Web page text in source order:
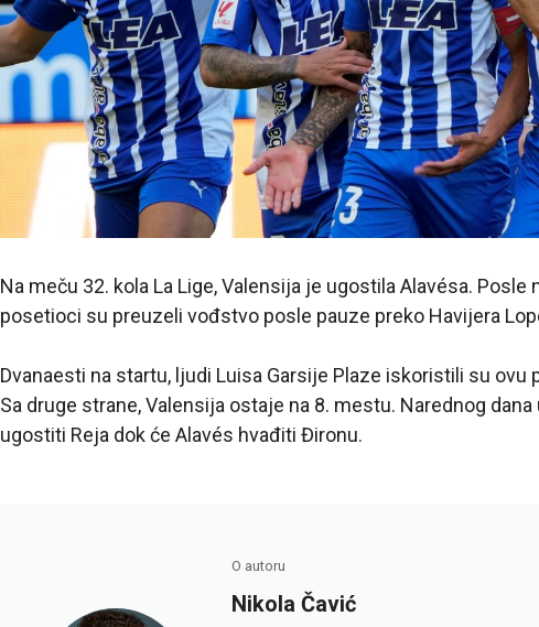
Na meču 32. kola La Lige, Valensija je ugostila Alavésa.
posetioci su preuzeli vođstvo posle pauze preko Havijera
Dvanaesti na startu, ljudi Luisa Garsije Plaze iskoristili su ovu
Sa druge strane, Valensija ostaje na 8. mestu. Narednog
ugostiti Reja dok će Alavés hvađiti Đironu.
O autoru
Nikola Čavić